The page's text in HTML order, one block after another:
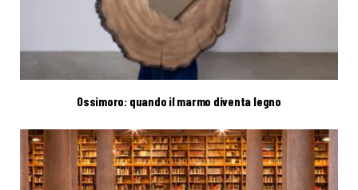
Ossimoro: quando il marmo diventa legno